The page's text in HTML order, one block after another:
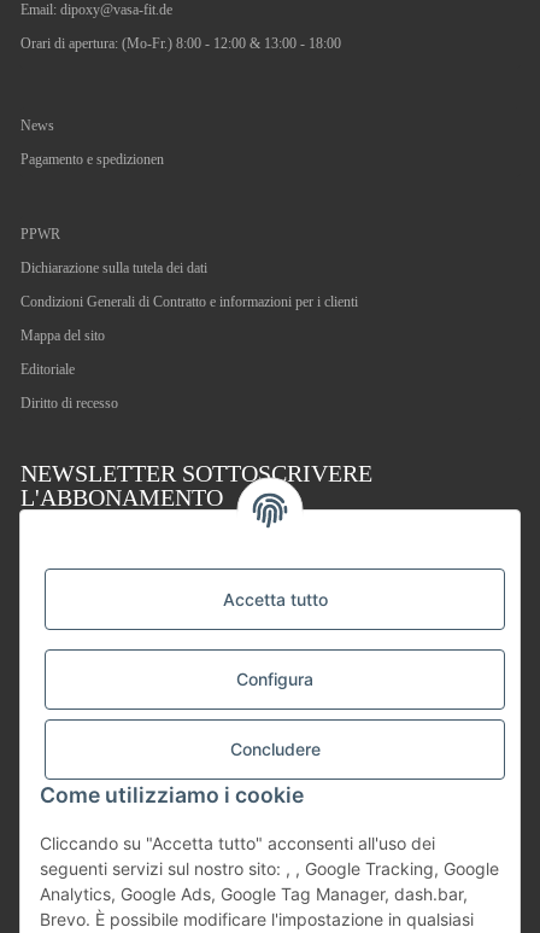
Email: dipoxy@vasa-fit.de
Orari di apertura: (Mo-Fr.) 8:00 - 12:00 & 13:00 - 18:00
News
Pagamento e spedizionen
PPWR
Dichiarazione sulla tutela dei dati
Condizioni Generali di Contratto e informazioni per i clienti
Mappa del sito
Editoriale
Diritto di recesso
NEWSLETTER SOTTOSCRIVERE
L'ABBONAMENTO
In conformità con la vostra dichiarazione sulla
protezione dei dati
regolarmente informazioni sulla vostra gamma di prodotti tramite e-mail e revocabili in
qualsiasi momento.
SOTTOSCRIVERE L'ABBONAMENTO
Accetta tutto
Configura
Concludere
Come utilizziamo i cookie
Cliccando su "Accetta tutto" acconsenti all'uso dei
seguenti servizi sul nostro sito: , , Google Tracking, Google
Analytics, Google Ads, Google Tag Manager, dash.bar,
Brevo. È possibile modificare l'impostazione in qualsiasi